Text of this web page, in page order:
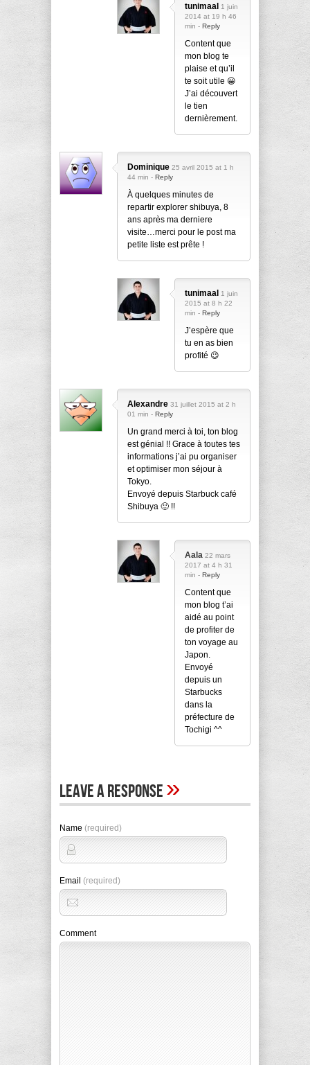
tunimaal 1 juin
2014 at 19 h 46
min - Reply
Content que
mon blog te
plaise et qu’il
te soit utile 😀
J’ai découvert
le tien
dernièrement.
Dominique 25 avril 2015 at 1 h
44 min - Reply
À quelques minutes de
repartir explorer shibuya, 8
ans après ma derniere
visite…merci pour le post ma
petite liste est prête !
tunimaal 1 juin
2015 at 8 h 22
min - Reply
J’espère que
tu en as bien
profité 😉
Alexandre 31 juillet 2015 at 2 h
01 min - Reply
Un grand merci à toi, ton blog
est génial !! Grace à toutes tes
informations j’ai pu organiser
et optimiser mon séjour à
Tokyo.
Envoyé depuis Starbuck café
Shibuya 🙂 !!
Aala 22 mars
2017 at 4 h 31
min - Reply
Content que
mon blog t’ai
aidé au point
de profiter de
ton voyage au
Japon.
Envoyé
depuis un
Starbucks
dans la
préfecture de
Tochigi ^^
Leave A Response»
Name (required)
Email (required)
Comment